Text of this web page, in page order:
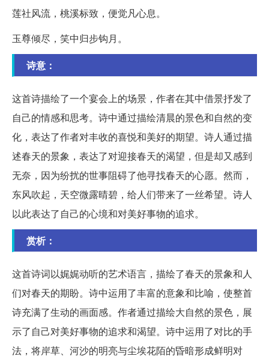
莲社风流，桃溪标致，便觉凡心息。
玉尊倾尽，笑中归步钩月。
诗意：
这首诗描绘了一个宴会上的场景，作者在其中借景抒发了
自己的情感和思考。诗中通过描绘清晨的景色和自然的变
化，表达了作者对丰收的喜悦和美好的期望。诗人通过描
述春天的景象，表达了对迎接春天的渴望，但是却又感到
无奈，因为纷扰的世事阻碍了他寻找春天的心愿。然而，
东风吹起，天空微露晴碧，给人们带来了一丝希望。诗人
以此表达了自己的心境和对美好事物的追求。
赏析：
这首诗词以娓娓动听的艺术语言，描绘了春天的景象和人
们对春天的期盼。诗中运用了丰富的意象和比喻，使整首
诗充满了生动的画面感。作者通过描绘大自然的景色，展
示了自己对美好事物的追求和渴望。诗中运用了对比的手
法，将岸草、河沙的明亮与尘埃花陌的昏暗形成鲜明对